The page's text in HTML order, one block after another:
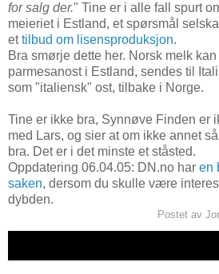
for salg der." Tine er i alle fall spurt
meieriet i Estland, et spørsmål
ettilbud om lisensproduksjon.
Bra smørje dette her. Norsk melk
parmesanost i Estland, sendes til
som "italiensk" ost, tilbake i Norge.
Tine er ikke bra, Synnøve Finden er
med Lars, og sier at om ikke annet
bra. Det er i det minste et ståsted.
Oppdatering 06.04.05: DN.no har en
saken, dersom du skulle være
dybden.
Postet av